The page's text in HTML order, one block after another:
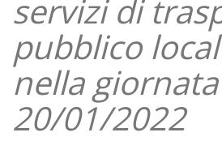
servizi di
pubblico
nella
20/01/2022